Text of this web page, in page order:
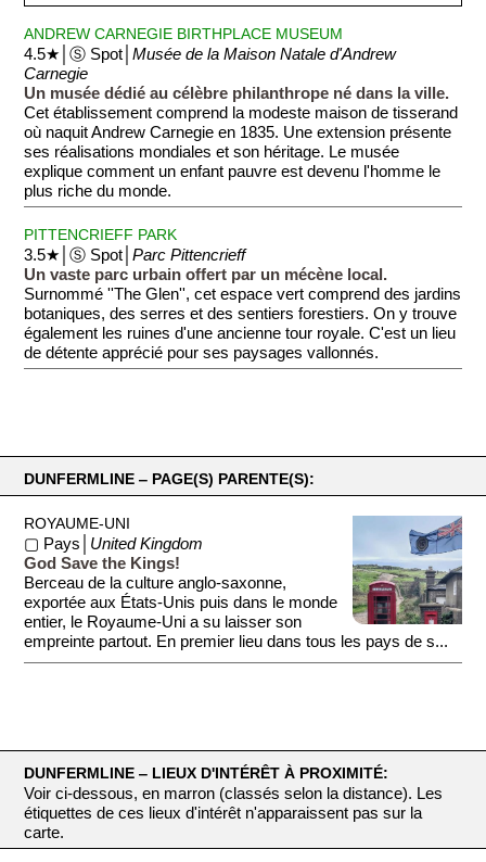
ANDREW CARNEGIE BIRTHPLACE MUSEUM
4.5★│Ⓢ Spot│Musée de la Maison Natale d'Andrew
Carnegie
Un musée dédié au célèbre philanthrope né dans la ville.
Cet établissement comprend la modeste maison de tisserand
où naquit Andrew Carnegie en 1835. Une extension présente
ses réalisations mondiales et son héritage. Le musée
explique comment un enfant pauvre est devenu l'homme le
plus riche du monde.
PITTENCRIEFF PARK
3.5★│Ⓢ Spot│Parc Pittencrieff
Un vaste parc urbain offert par un mécène local.
Surnommé ''The Glen'', cet espace vert comprend des jardins
botaniques, des serres et des sentiers forestiers. On y trouve
également les ruines d'une ancienne tour royale. C'est un lieu
de détente apprécié pour ses paysages vallonnés.
DUNFERMLINE ‒ PAGE(S) PARENTE(S):
ROYAUME-UNI
▢ Pays│ United Kingdom
God Save the Kings!
Berceau de la culture anglo-saxonne,
exportée aux États-Unis puis dans le monde
entier, le Royaume-Uni a su laisser son
empreinte partout. En premier lieu dans tous les pays de s...
DUNFERMLINE ‒ LIEUX D'INTÉRÊT À PROXIMITÉ:
Voir ci-dessous, en marron (classés selon la distance). Les
étiquettes de ces lieux d'intérêt n'apparaissent pas sur la
carte.